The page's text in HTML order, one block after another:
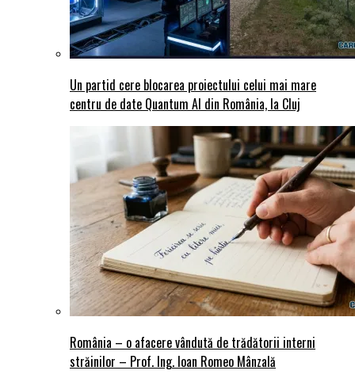
Un partid cere blocarea proiectului celui mai mare
centru de date Quantum AI din România, la Cluj
România – o afacere vândută de trădătorii interni
străinilor – Prof. Ing. Ioan Romeo Mânzală